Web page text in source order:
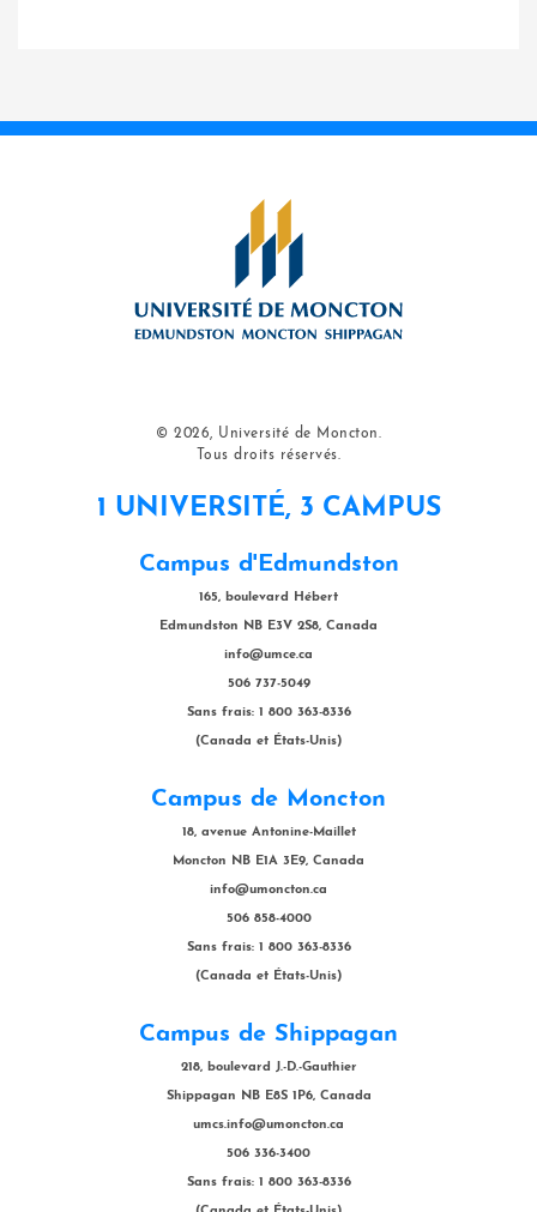
© 2026, Université de Moncton.
Tous droits réservés.
1 UNIVERSITÉ, 3 CAMPUS
Campus d'Edmundston
165, boulevard Hébert
Edmundston NB E3V 2S8, Canada
info@umce.ca
506 737-5049
Sans frais: 1 800 363-8336
(Canada et États-Unis)
Campus de Moncton
18, avenue Antonine-Maillet
Moncton NB E1A 3E9, Canada
info@umoncton.ca
506 858-4000
Sans frais: 1 800 363-8336
(Canada et États-Unis)
Campus de Shippagan
218, boulevard J.-D.-Gauthier
Shippagan NB E8S 1P6, Canada
umcs.info@umoncton.ca
506 336-3400
Sans frais: 1 800 363-8336